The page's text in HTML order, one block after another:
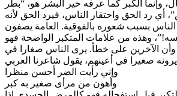
وإنما الكبر كما عرفه خير البشر هو، “بطر
أي رد الحق واحتقار الناس، فيرد الحق لأنه
بسبب شعوره بالفوقية. العامة يصفون
وهذه من علامات المتكبر الواضحة فهو
وأن الآخرين على خطأ. يرى الناس صغارا في
وإني رأيت الضر أحسن منظرا
وأهون من مرأى صغير به كبر